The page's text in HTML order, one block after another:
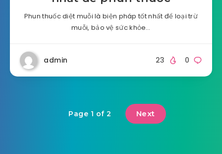
Phun thuốc diệt muỗi là biện pháp tốt nhất để loại trừ
muỗi, bảo vệ sức khỏe…
admin 0
23
Page 1 of 2 Next